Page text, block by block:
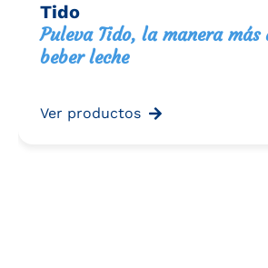
Tido
Puleva Tido, la manera
beber leche
Ver productos